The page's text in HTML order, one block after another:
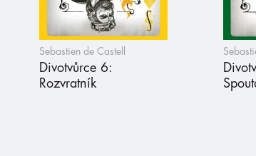
Sebastien de Castell
Divotvůrce 6:
Rozvratník